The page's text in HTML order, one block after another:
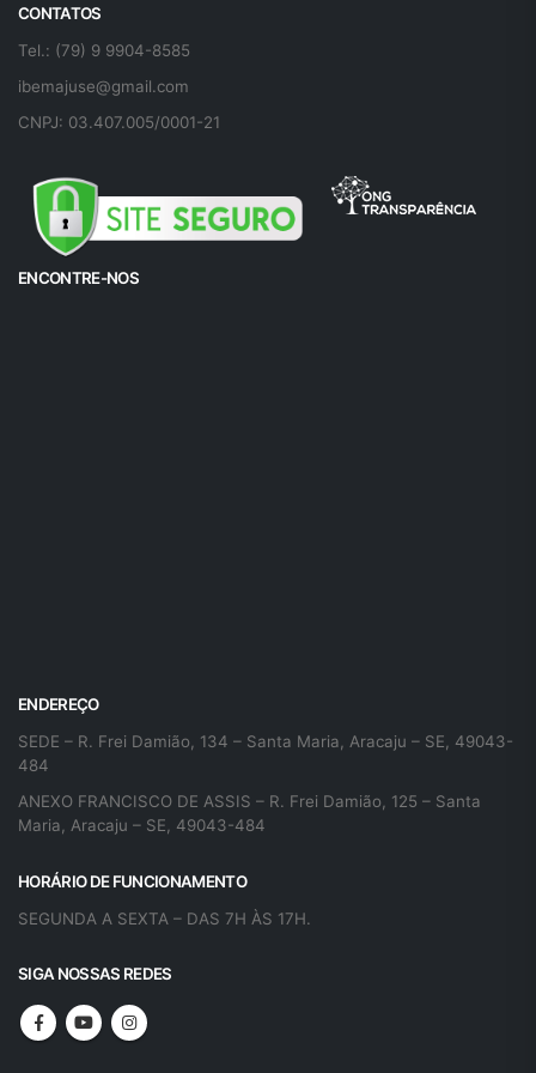
CONTATOS
Tel.: (79) 9 9904-8585
ibemajuse@gmail.com
CNPJ: 03.407.005/0001-21
ENCONTRE-NOS
ENDEREÇO
SEDE – R. Frei Damião, 134 – Santa Maria, Aracaju – SE, 49043-
484
ANEXO FRANCISCO DE ASSIS – R. Frei Damião, 125 – Santa
Maria, Aracaju – SE, 49043-484
HORÁRIO DE FUNCIONAMENTO
SEGUNDA A SEXTA – DAS 7H ÀS 17H.
SIGA NOSSAS REDES